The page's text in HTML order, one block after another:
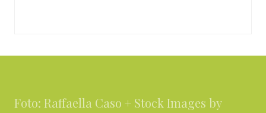
Foto: Raffaella Caso + Stock Images by